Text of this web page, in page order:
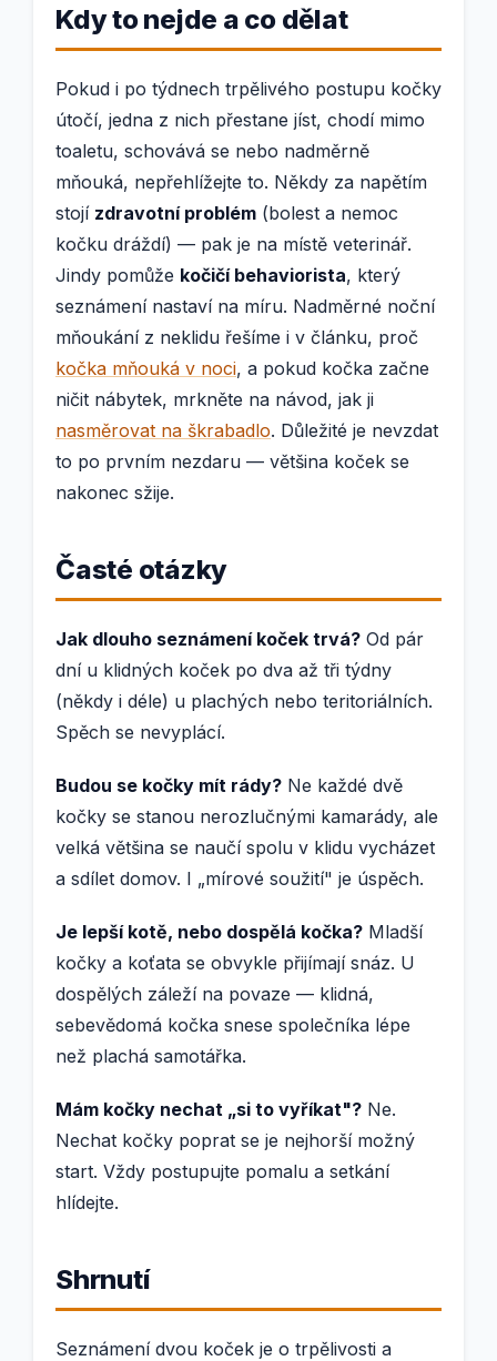
Kdy to nejde a co dělat
Pokud i po týdnech trpělivého postupu kočky
útočí, jedna z nich přestane jíst, chodí mimo
toaletu, schovává se nebo nadměrně
mňouká, nepřehlížejte to. Někdy za napětím
stojí zdravotní problém (bolest a nemoc
kočku dráždí) — pak je na místě veterinář.
Jindy pomůže kočičí behaviorista, který
seznámení nastaví na míru. Nadměrné noční
mňoukání z neklidu řešíme i v článku, proč
kočka mňouká v noci, a pokud kočka začne
ničit nábytek, mrkněte na návod, jak ji
nasměrovat na škrabadlo. Důležité je nevzdat
to po prvním nezdaru — většina koček se
nakonec sžije.
Časté otázky
Jak dlouho seznámení koček trvá? Od pár
dní u klidných koček po dva až tři týdny
(někdy i déle) u plachých nebo teritoriálních.
Spěch se nevyplácí.
Budou se kočky mít rády? Ne každé dvě
kočky se stanou nerozlučnými kamarády, ale
velká většina se naučí spolu v klidu vycházet
a sdílet domov. I „mírové soužití" je úspěch.
Je lepší kotě, nebo dospělá kočka? Mladší
kočky a koťata se obvykle přijímají snáz. U
dospělých záleží na povaze — klidná,
sebevědomá kočka snese společníka lépe
než plachá samotářka.
Mám kočky nechat „si to vyříkat"? Ne.
Nechat kočky poprat se je nejhorší možný
start. Vždy postupujte pomalu a setkání
hlídejte.
Shrnutí
Seznámení dvou koček je o trpělivosti a